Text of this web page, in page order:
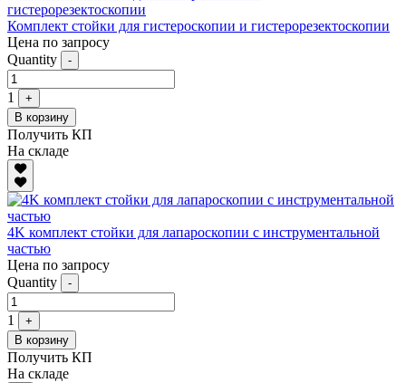
Комплект стойки для гистероскопии и гистерорезектоскопии
Цена по запросу
Quantity
-
1
+
В корзину
Получить КП
На складе
4K комплект стойки для лапароскопии с инструментальной
частью
Цена по запросу
Quantity
-
1
+
В корзину
Получить КП
На складе